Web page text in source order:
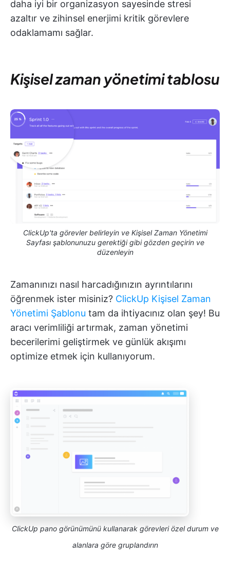
daha iyi bir organizasyon sayesinde stresi
azaltır ve zihinsel enerjimi kritik görevlere
odaklamamı sağlar.
Kişisel zaman yönetimi tablosu
ClickUp'ta görevler belirleyin ve Kişisel Zaman Yönetimi
Sayfası şablonunuzu gerektiği gibi gözden geçirin ve
düzenleyin
Zamanınızı nasıl harcadığınızın ayrıntılarını
öğrenmek ister misiniz? ClickUp Kişisel Zaman
Yönetimi Şablonu tam da ihtiyacınız olan şey! Bu
aracı verimliliği artırmak, zaman yönetimi
becerilerimi geliştirmek ve günlük akışımı
optimize etmek için kullanıyorum.
ClickUp pano görünümünü kullanarak görevleri özel durum ve
alanlara göre gruplandırın